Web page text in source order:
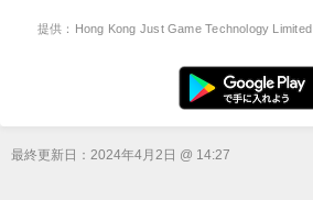
提供：Hong Kong Just Game Technology Limited
最終更新日： 2024年4月2日 @ 14:27